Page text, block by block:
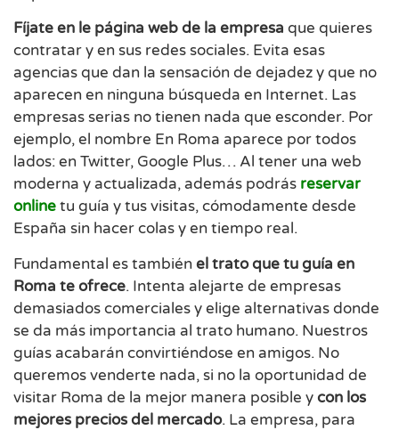
Fíjate en le página web de la empresa que quieres
contratar y en sus redes sociales. Evita esas
agencias que dan la sensación de dejadez y que no
aparecen en ninguna búsqueda en Internet. Las
empresas serias no tienen nada que esconder. Por
ejemplo, el nombre En Roma aparece por todos
lados: en Twitter, Google Plus… Al tener una web
moderna y actualizada, además podrás reservar
onlinetu guía y tus visitas, cómodamente desde
España sin hacer colas y en tiempo real.
Fundamental es también el trato que tu guía en
Roma te ofrece. Intenta alejarte de empresas
demasiados comerciales y elige alternativas donde
se da más importancia al trato humano. Nuestros
guías acabarán convirtiéndose en amigos. No
queremos venderte nada, si no la oportunidad de
visitar Roma de la mejor manera posible ycon los
mejores precios del mercado. La empresa, para